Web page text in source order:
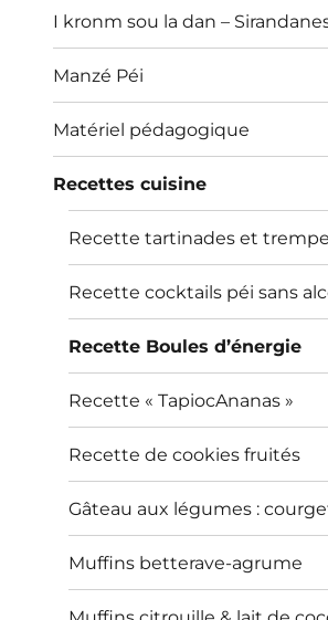
I kronm sou la dan –
Manzé Péi
Matériel pédagogique
Recettes cuisine
Recette tartinades et
Recette cocktails péi sans
Recette Boules d’énergie
Recette « TapiocAnanas »
Recette de cookies fruités
Gâteau aux légumes :
Muffins betterave-agrume